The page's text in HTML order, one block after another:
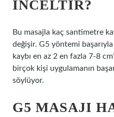
INCELTIR?
Bu masajla kaç santimetre
değişir. G5 yöntemi
kaybı en az 2 en fazla 7-8
birçok kişi uygulamanın
söylüyor.
G5 MASAJI